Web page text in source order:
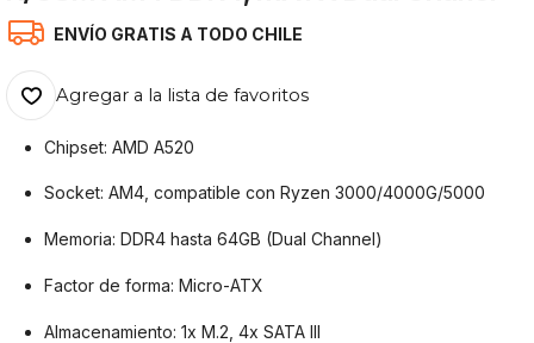
ENVÍO GRATIS A TODO CHILE
Agregar a la lista de favoritos
Chipset: AMD A520
Socket: AM4, compatible con Ryzen 3000/4000G/5000
Memoria: DDR4 hasta 64GB (Dual Channel)
Factor de forma: Micro-ATX
Almacenamiento: 1x M.2, 4x SATA III